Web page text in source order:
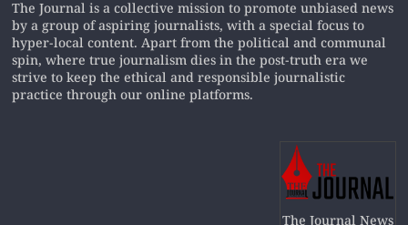
The Journal is a collective mission to promote unbiased news
by a group of aspiring journalists, with a special focus to
hyper-local content. Apart from the political and communal
spin, where true journalism dies in the post-truth era we
strive to keep the ethical and responsible journalistic
practice through our online platforms.
The Journal News